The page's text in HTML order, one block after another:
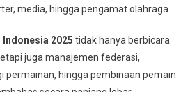
media, hingga pengamat olahraga.
2025 tidak hanya berbicara
juga manajemen federasi,
permainan, hingga pembinaan pemain